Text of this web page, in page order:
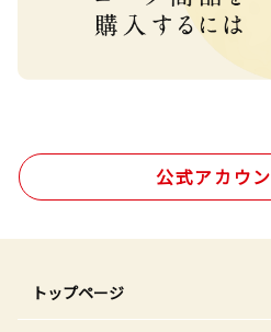
公式アカウ
トップページ